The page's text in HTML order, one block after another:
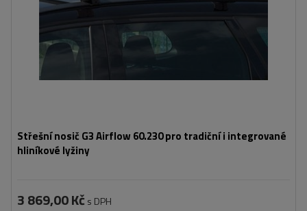
Střešní nosič G3 Airflow 60.230 pro tradiční i integrované
hliníkové lyžiny
3 869,00 Kč s DPH